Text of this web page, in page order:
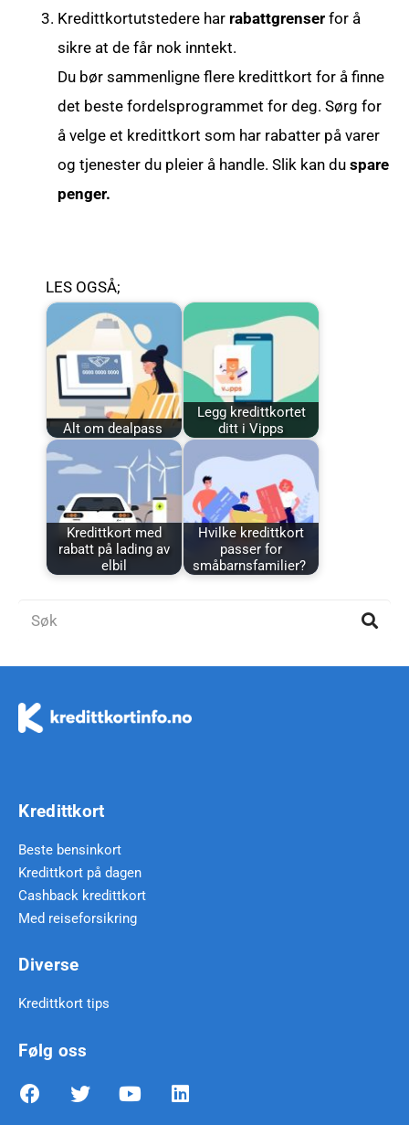
Kredittkortutstedere har rabattgrenser for å
sikre at de får nok inntekt.
Du bør sammenligne flere kredittkort for å finne
det beste fordelsprogrammet for deg. Sørg for
å velge et kredittkort som har rabatter på varer
og tjenester du pleier å handle. Slik kan du spare
penger.
LES OGSÅ;
Alt om dealpass
Legg kredittkortet
ditt i Vipps
Kredittkort med
rabatt på lading av
elbil
Hvilke kredittkort
passer for
småbarnsfamilier?
Kredittkort
Beste bensinkort
Kredittkort på dagen
Cashback kredittkort
Med reiseforsikring
Diverse
Kredittkort tips
Følg oss